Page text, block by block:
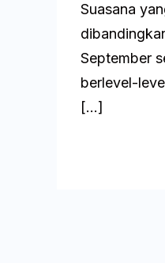
Suasana
September
berlevel-
[…]